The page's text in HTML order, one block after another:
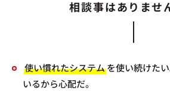
相談事はありませ
使い慣れたシステム を使い続けた
いるから心配だ。